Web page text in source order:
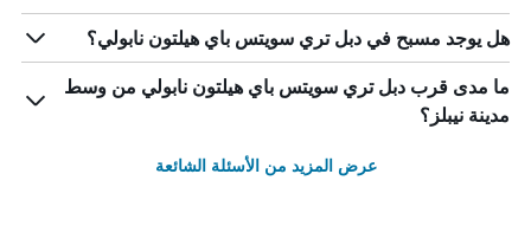
هل يوجد مسبح في دبل تري سويتس باي هيلتون نابولي؟
ما مدى قرب دبل تري سويتس باي هيلتون نابولي من وسط
مدينة نيبلز؟
عرض المزيد من الأسئلة الشائعة